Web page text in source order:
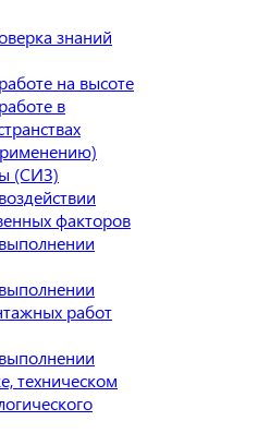
знаний
на высоте
в
(СИЗ)
факторов
работ
техническом